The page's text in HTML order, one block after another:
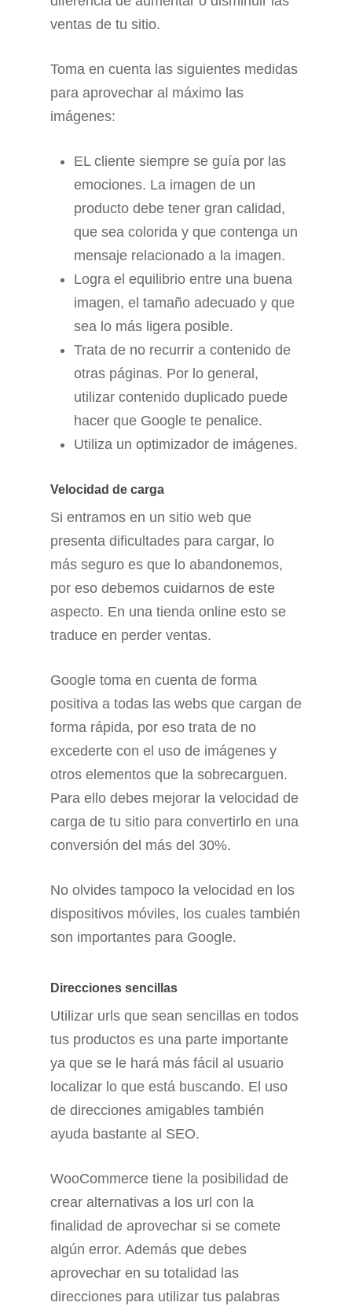
ventas de tu sitio.
Toma en cuenta las siguientes medidas
para aprovechar al máximo las
imágenes:
EL cliente siempre se guía por las
emociones. La imagen de un
producto debe tener gran calidad,
que sea colorida y que contenga un
mensaje relacionado a la imagen.
Logra el equilibrio entre una buena
imagen, el tamaño adecuado y que
sea lo más ligera posible.
Trata de no recurrir a contenido de
otras páginas. Por lo general,
utilizar contenido duplicado puede
hacer que Google te penalice.
Utiliza un optimizador de imágenes.
Velocidad de carga
Si entramos en un sitio web que
presenta dificultades para cargar, lo
más seguro es que lo abandonemos,
por eso debemos cuidarnos de este
aspecto. En una tienda online esto se
traduce en perder ventas.
Google toma en cuenta de forma
positiva a todas las webs que cargan de
forma rápida, por eso trata de no
excederte con el uso de imágenes y
otros elementos que la sobrecarguen.
Para ello debes mejorar la velocidad de
carga de tu sitio para convertirlo en una
conversión del más del 30%.
No olvides tampoco la velocidad en los
dispositivos móviles, los cuales también
son importantes para Google.
Direcciones sencillas
Utilizar urls que sean sencillas en todos
tus productos es una parte importante
ya que se le hará más fácil al usuario
localizar lo que está buscando. El uso
de direcciones amigables también
ayuda bastante al SEO.
WooCommerce tiene la posibilidad de
crear alternativas a los url con la
finalidad de aprovechar si se comete
algún error. Además que debes
aprovechar en su totalidad las
direcciones para utilizar tus palabras